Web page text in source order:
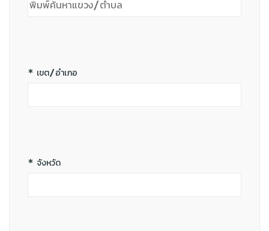
* เขต/อำเภอ
* จังหวัด